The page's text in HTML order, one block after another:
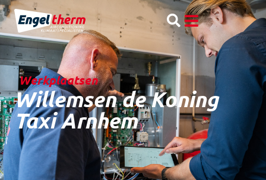
Werkplaatsen
Willemsen de Koning
Taxi Arnhem